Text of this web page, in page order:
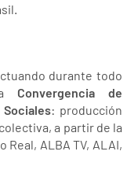
durante todo
Convergencia de
: producción
a partir de la
Real, ALBA TV, ALAI,